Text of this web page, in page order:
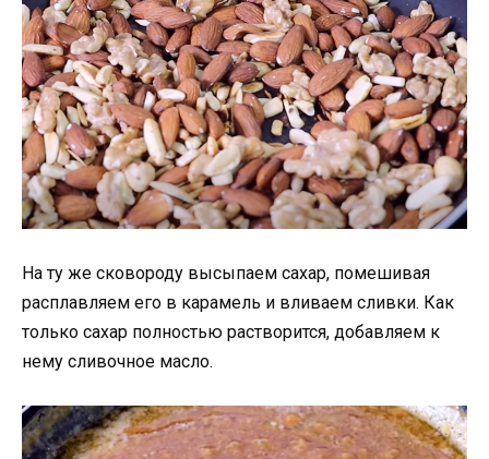
На ту же сковороду высыпаем сахар, помешивая
расплавляем его в карамель и вливаем сливки. Как
только сахар полностью растворится, добавляем к
нему сливочное масло.